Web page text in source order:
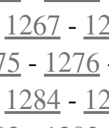
1267 -
- 1276
1284 -